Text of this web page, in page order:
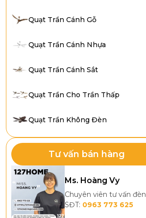
Quạt Trần Cánh Gỗ
Quạt Trần Cánh Nhựa
Quạt Trần Cánh Sắt
Quạt Trần Cho Trần Thấp
Quạt Trần Không Đèn
Tư vấn bán hàng
Ms. Hoàng Vy
Chuyên viên tư vấn đèn
SĐT: 0963 773 625